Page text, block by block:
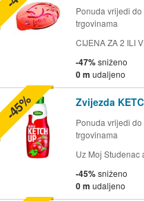
Ponuda vrijedi
trgovinama
CIJENA ZA 2 ILI
-47%sniženo
0 m udaljeno
Zvijezda
Ponuda vrijedi
trgovinama
Uz Moj Studenac
-45%sniženo
0 m udaljeno
-45%